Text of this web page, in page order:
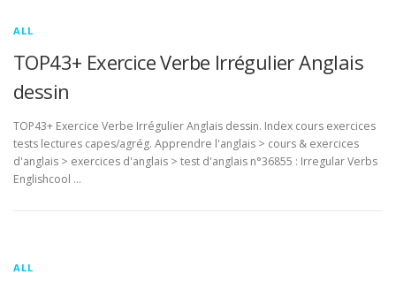
ALL
TOP43+ Exercice Verbe Irrégulier Anglais
dessin
TOP43+ Exercice Verbe Irrégulier Anglais dessin. Index cours exercices
tests lectures capes/agrég. Apprendre l'anglais > cours & exercices
d'anglais > exercices d'anglais > test d'anglais n°36855 : Irregular Verbs
Englishcool …
ALL